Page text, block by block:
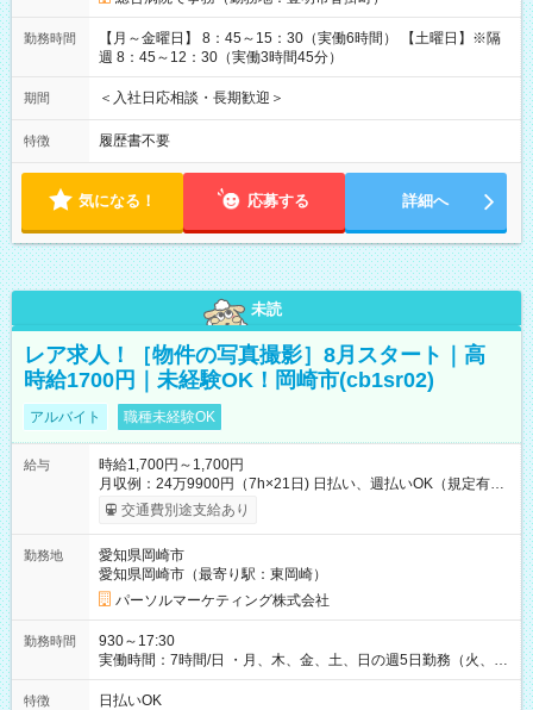
勤務時間
【月～金曜日】 8：45～15：30（実働6時間） 【土曜日】※隔
週 8：45～12：30（実働3時間45分）
期間 ＜入社日応相談・長期歓迎＞
特徴 履歴書不要
気になる！ 応募する 詳細へ
未読
レア求人！［物件の写真撮影］8月スタート｜高
時給1700円｜未経験OK！岡崎市(cb1sr02)
アルバイト 職種未経験OK
給与
時給1,700円～1,700円
月収例：24万9900円（7h×21日) 日払い、週払いOK（規定有
り） 【試用期間】試用期間なし
交通費別途支給あり
勤務地
愛知県岡崎市
愛知県岡崎市（最寄り駅：東岡崎）
パーソルマーケティング株式会社
勤務時間
930～17:30
実働時間：7時間/日 ・月、木、金、土、日の週5日勤務（火、水
は固定休です／夏季、年末年始等、長期休暇有り！） ・ワンシ
フト！ 残業ほぼナシ（0～5h/月）
特徴 日払いOK